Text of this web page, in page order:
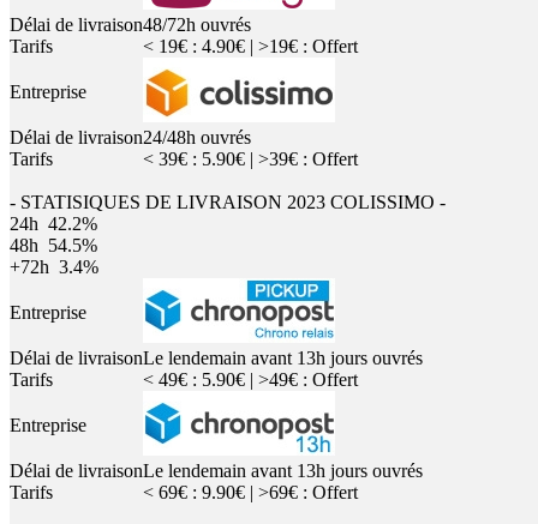
Délai de livraison48/72h ouvrés
Tarifs
< 19€ : 4.90€ | >19€ : Offert
Entreprise
Délai de livraison24/48h ouvrés
Tarifs
< 39€ : 5.90€ | >39€ : Offert
- STATISIQUES DE LIVRAISON 2023 COLISSIMO -
24h 42.2%
48h 54.5%
+72h 3.4%
Entreprise
Délai de livraisonLe lendemain avant 13h jours ouvrés
Tarifs
< 49€ : 5.90€ | >49€ : Offert
Entreprise
Délai de livraisonLe lendemain avant 13h jours ouvrés
Tarifs
< 69€ : 9.90€ | >69€ : Offert